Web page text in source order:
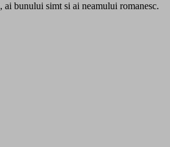
bunului simt si ai neamului romanesc.